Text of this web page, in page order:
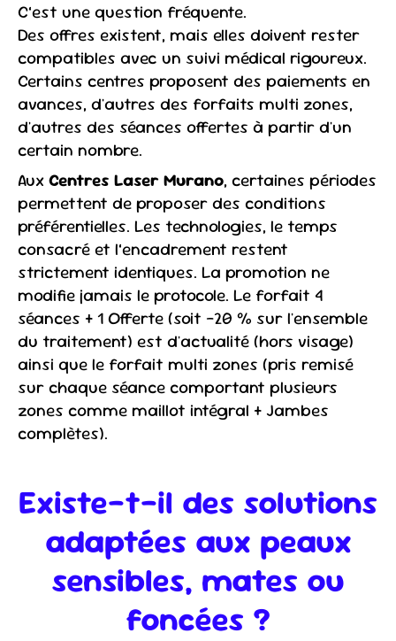
C’est une question fréquente.
Des offres existent, mais elles doivent rester
compatibles avec un suivi médical rigoureux.
Certains centres proposent des paiements en
avances, d'autres des forfaits multi zones,
d'autres des séances offertes à partir d'un
certain nombre.
Aux Centres Laser Murano, certaines périodes
permettent de proposer des conditions
préférentielles. Les technologies, le temps
consacré et l’encadrement restent
strictement identiques. La promotion ne
modifie jamais le protocole. Le forfait 4
séances + 1 Offerte (soit -20 % sur l'ensemble
du traitement) est d'actualité (hors visage)
ainsi que le forfait multi zones (pris remisé
sur chaque séance comportant plusieurs
zones comme maillot intégral + Jambes
complètes).
Existe-t-il des solutions
adaptées aux peaux
sensibles, mates ou
foncées ?